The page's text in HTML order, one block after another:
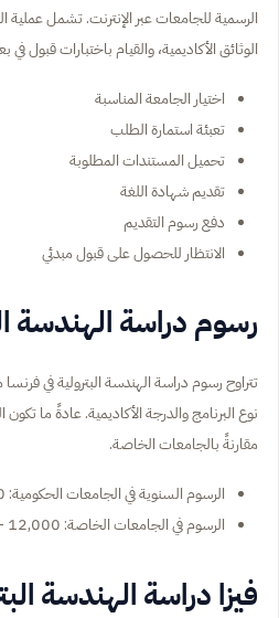
الرسمية للجامعات عبر الإنترنت. تشمل عملية
الوثائق الأكاديمية، والقيام باختبارات قبول
اختيار الجامعة المناسبة
تعبئة استمارة الطلب
تحميل المستندات المطلوبة
تقديم شهادة اللغة
دفع رسوم التقديم
الانتظار للحصول على قبول مبدئي
رسوم دراسة الهندسة
تتراوح رسوم دراسة الهندسة البترولية في
نوع البرنامج والدرجة الأكاديمية. عادةً ما
مقارنةً بالجامعات الخاصة.
الرسوم السنوية في الجامعات الحكومية: 2,500 – 10,000 يورو
الرسوم في الجامعات الخاصة: 12,000 – 20,000 يورو
فيزا دراسة الهندسة